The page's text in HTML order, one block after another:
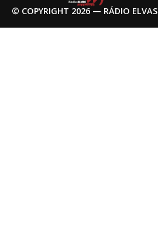
© COPYRIGHT 2026 — RÁDIO ELVAS